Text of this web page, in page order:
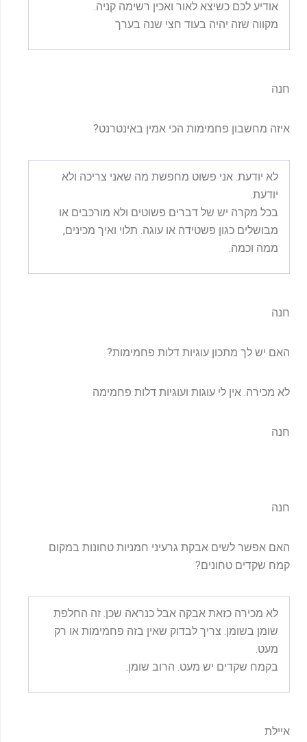
אודיע לכם כשיצא לאור ואכין רשימה קניה.
מקווה שזה יהיה בעוד חצי שנה בערך
חנה
איזה מחשבון פחמימות הכי אמין באינטרנט?
לא יודעת. אני פשוט מחפשת מה שאני צריכה ולא
יודעת.
בכל מקרה יש של דברים פשוטים ולא מורכבים או
מבושלים כגון פשטידה או עוגה. תלוי ואיך מכינים,
ממה וכמה.
חנה
האם יש לך מתכון עוגיות דלות פחמימות?
לא מכירה. אין לי עוגות ועוגיות דלות פחמימה
חנה
חנה
האם אפשר לשים אבקת גרעיני חמניות טחונות במקום
קמח שקדים טחונים?
לא מכירה כזאת אבקה אבל כנראה שכן. זה החלפת
שומן בשומן. צריך לבדוק שאין בזה פחמימות או רק
מעט.
בקמח שקדים יש מעט. הרוב שומן.
איילת